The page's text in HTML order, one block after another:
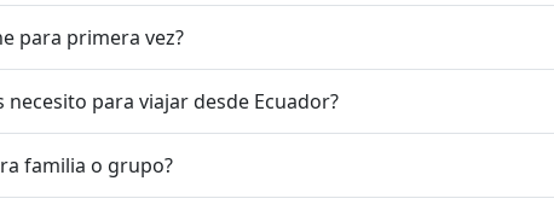
para primera vez?
necesito para viajar desde Ecuador?
familia o grupo?